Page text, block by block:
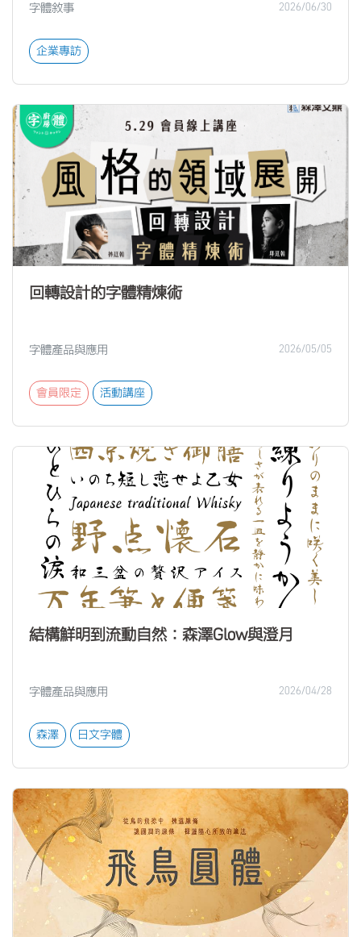
字體敘事 2026/06/30
企業專訪
回轉設計的字體精煉術
字體產品與應用 2026/05/05
會員限定 活動講座
結構鮮明到流動自然：森澤Glow與澄月
字體產品與應用 2026/04/28
森澤 日文字體